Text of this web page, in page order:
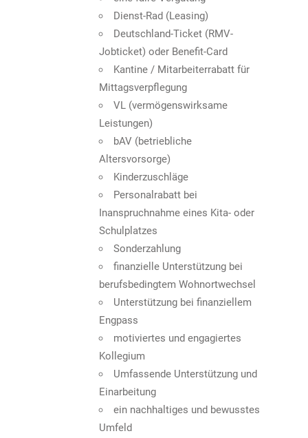
Dienst-Rad (Leasing)
Deutschland-Ticket (RMV-
Jobticket) oder Benefit-Card
Kantine / Mitarbeiterrabatt für
Mittagsverpflegung
VL (vermögenswirksame
Leistungen)
bAV (betriebliche
Altersvorsorge)
Kinderzuschläge
Personalrabatt bei
Inanspruchnahme eines Kita- oder
Schulplatzes
Sonderzahlung
finanzielle Unterstützung bei
berufsbedingtem Wohnortwechsel
Unterstützung bei finanziellem
Engpass
motiviertes und engagiertes
Kollegium
Umfassende Unterstützung und
Einarbeitung
ein nachhaltiges und bewusstes
Umfeld
Unterrichtsstundestunde zusätzlich für Ihre
Mentorierung freigestellt
Als langjähriger Mitarbeiter profitieren Sie in
Ihren letzten Berufsjahren von einer
teilweisen Freistellung von der
Unterrichtstätigkeit, bei unveränderten
Als MitarbeiterIn in der KiTa oder dem Hort
erwartet Sie neben den oben genannten
Gehaltsbestandteilen und Nebenleistungen
eine Vergütung in Anlehnung an den TVÖD,
Zuschläge für Waldorferzieherausbildung,
ausreichend Zeit für Konferenzen sowie
Vor- und Nachbereitung.
Bewerben Sie sich – gerne auch initiativ.
diesen Bereich zum Hochladen.
Datenschutz
Ich stimme der Datenschutz­
erklärung zu. *
Abschicken